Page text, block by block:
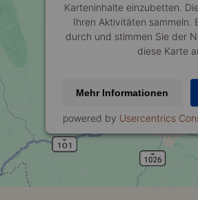
Karteninhalte einzubetten.
Ihren Aktivitäten sammeln.
durch und stimmen Sie der
diese Karte
Mehr Informationen
powered by Usercentrics